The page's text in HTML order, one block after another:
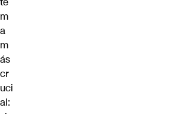
m
a
m
ás
cr
uci
al: